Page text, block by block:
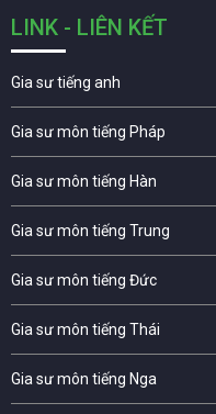
LINK - LIÊN KẾT
Gia sư tiếng anh
Gia sư môn tiếng Pháp
Gia sư môn tiếng Hàn
Gia sư môn tiếng Trung
Gia sư môn tiếng Đức
Gia sư môn tiếng Thái
Gia sư môn tiếng Nga